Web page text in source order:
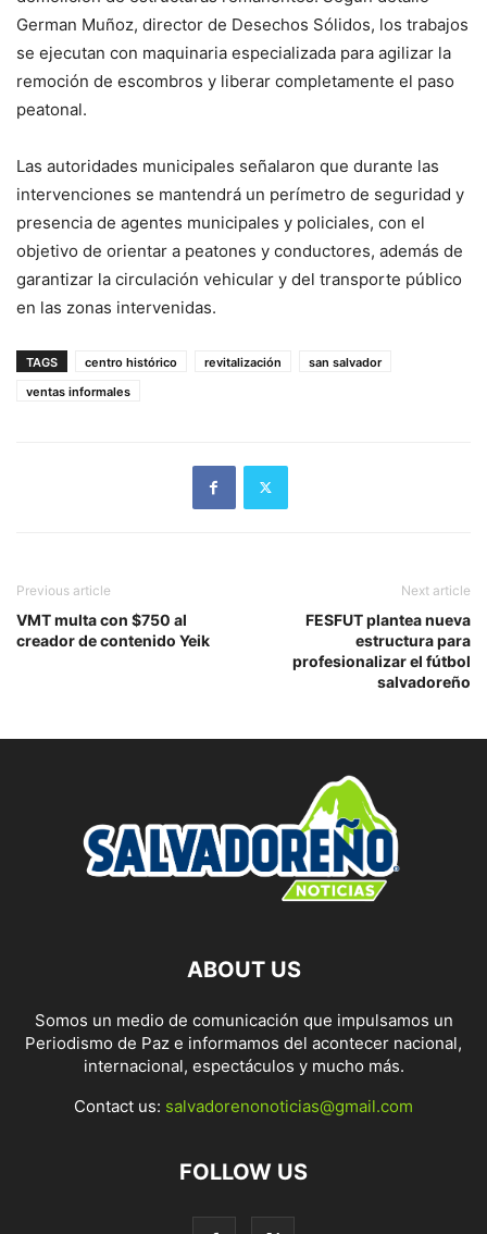
German Muñoz, director de Desechos Sólidos, los trabajos
se ejecutan con maquinaria especializada para agilizar la
remoción de escombros y liberar completamente el paso
peatonal.
Las autoridades municipales señalaron que durante las
intervenciones se mantendrá un perímetro de seguridad y
presencia de agentes municipales y policiales, con el
objetivo de orientar a peatones y conductores, además de
garantizar la circulación vehicular y del transporte público
en las zonas intervenidas.
TAGS centro histórico revitalización
san salvador
ventas informales
Previous article
VMT multa con $750 al
creador de contenido Yeik
Next article
FESFUT plantea nueva
estructura para
profesionalizar el fútbol
salvadoreño
ABOUT US
Somos un medio de comunicación que impulsamos un
Periodismo de Paz e informamos del acontecer nacional,
internacional, espectáculos y mucho más.
Contact us: salvadorenonoticias@gmail.com
FOLLOW US